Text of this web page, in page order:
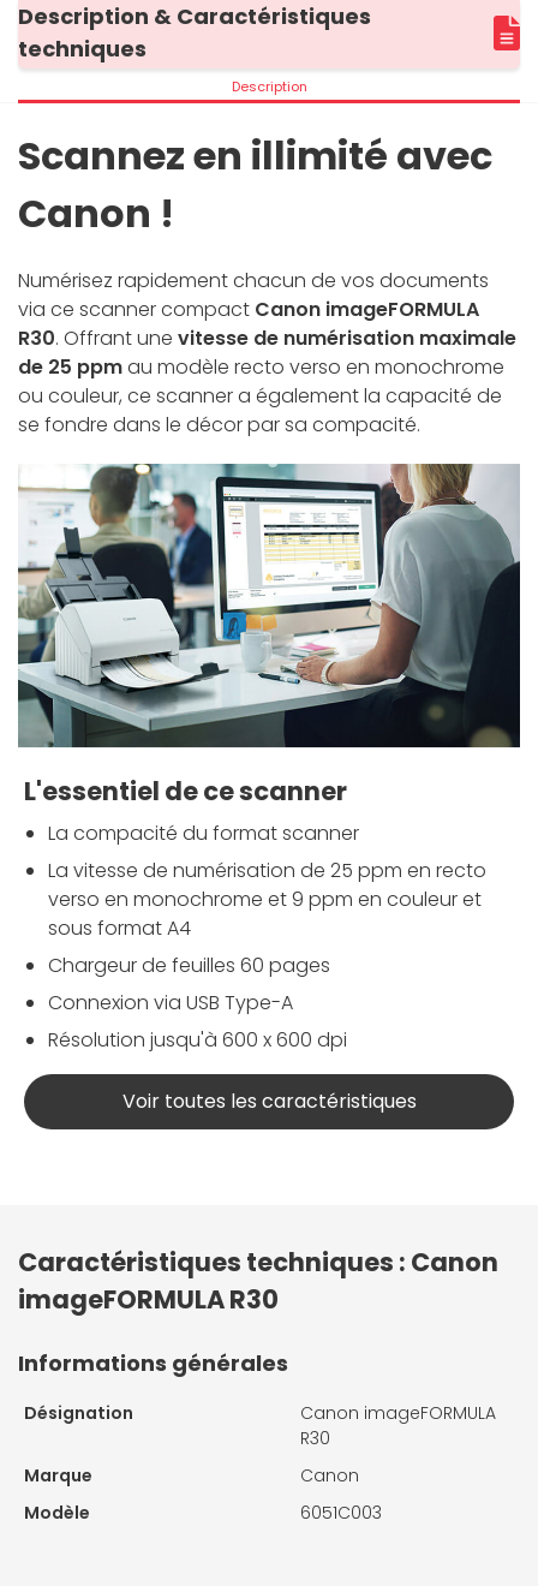
Description & Caractéristiques
techniques
Description
Scannez en illimité avec
Canon !
Numérisez rapidement chacun de vos documents
via ce scanner compact Canon imageFORMULA
R30. Offrant une vitesse de numérisation maximale
de 25 ppmau modèle recto verso en monochrome
ou couleur, ce scanner a également la capacité de
se fondre dans le décor par sa compacité.
L'essentiel de ce scanner
La compacité du format scanner
La vitesse de numérisation de 25 ppm en recto
verso en monochrome et 9 ppm en couleur et
sous format A4
Chargeur de feuilles 60 pages
Connexion via USB Type-A
Résolution jusqu'à 600 x 600 dpi
Voir toutes les caractéristiques
Caractéristiques techniques : Canon
imageFORMULA R30
Informations générales
Désignation
Canon imageFORMULA
R30
Marque
Canon
Modèle
6051C003